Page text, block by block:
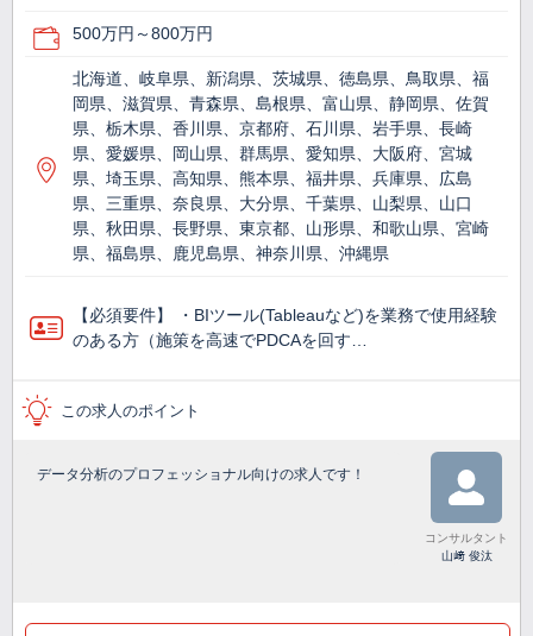
500万円～800万円
北海道、岐阜県、新潟県、茨城県、徳島県、鳥取県、福
岡県、滋賀県、青森県、島根県、富山県、静岡県、佐賀
県、栃木県、香川県、京都府、石川県、岩手県、長崎
県、愛媛県、岡山県、群馬県、愛知県、大阪府、宮城
県、埼玉県、高知県、熊本県、福井県、兵庫県、広島
県、三重県、奈良県、大分県、千葉県、山梨県、山口
県、秋田県、長野県、東京都、山形県、和歌山県、宮崎
県、福島県、鹿児島県、神奈川県、沖縄県
【必須要件】 ・BIツール(Tableauなど)を業務で使⽤経験
のある方（施策を高速でPDCAを回す…
この求人のポイント
データ分析のプロフェッショナル向けの求人です！
コンサルタント
山﨑 俊汰